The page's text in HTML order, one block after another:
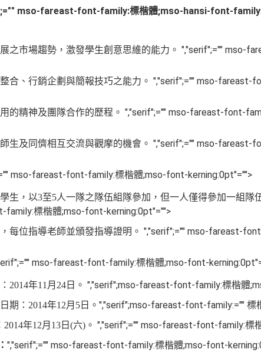
mso-fareast-font-family:標楷體;mso-hansi-font-
之市場趨勢，激發學生創意思維的能力。 ","serif";="" mso-
合、行銷企劃與簡報技巧之能力。 ","serif";="" mso-fareast-
的精神及團隊合作的歷程。 ","serif";="" mso-fareast-font-
生及同儕相互交流與觀摩的機會。 ","serif";="" mso-fareast-
mso-fareast-font-family:標楷體;mso-font-kerning:0pt"="">
生，以3至5人一隊之隊伍組隊參加，但一人僅得參加一組隊
標楷體;mso-font-kerning:0pt"="">
每位指導老師並頒發指導證明。 ","serif";="" mso-fareast-
mso-fareast-font-family:標楷體;mso-font-
2014年11 月 24 日。 ","serif";mso-fareast-font-family:標楷體
期： 2014年12月 5 日。 ","serif";mso-fareast-font-family:="" 標
2014年12月 13 日 (六) 。 ","serif";="" mso-fareast-font-family:標
","serif";="" mso-fareast-font-family:標楷體;mso-font-